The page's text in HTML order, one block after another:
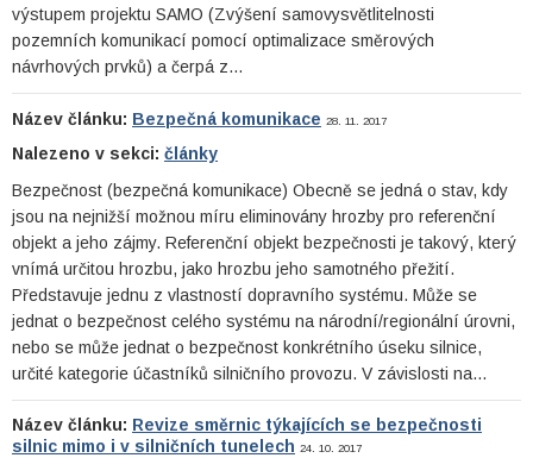
výstupem projektu SAMO (Zvýšení samovysvětlitelnosti
pozemních komunikací pomocí optimalizace směrových
návrhových prvků) a čerpá z…
Název článku: Bezpečná komunikace 28. 11. 2017
Nalezeno v sekci: články
Bezpečnost (bezpečná komunikace) Obecně se jedná o stav, kdy
jsou na nejnižší možnou míru eliminovány hrozby pro referenční
objekt a jeho zájmy. Referenční objekt bezpečnosti je takový, který
vnímá určitou hrozbu, jako hrozbu jeho samotného přežití.
Představuje jednu z vlastností dopravního systému. Může se
jednat o bezpečnost celého systému na národní/regionální úrovni,
nebo se může jednat o bezpečnost konkrétního úseku silnice,
určité kategorie účastníků silničního provozu. V závislosti na…
Název článku: Revize směrnic týkajících se bezpečnosti
silnic mimo i v silničních tunelech 24. 10. 2017